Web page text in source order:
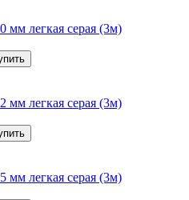
мм легкая серая (3м)
мм легкая серая (3м)
мм легкая серая (3м)